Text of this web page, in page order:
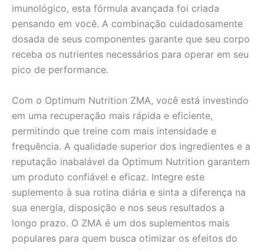
imunológico, esta fórmula avançada foi criada
pensando em você. A combinação cuidadosamente
dosada de seus componentes garante que seu corpo
receba os nutrientes necessários para operar em seu
pico de performance.
Com o Optimum Nutrition ZMA, você está investindo
em uma recuperação mais rápida e eficiente,
permitindo que treine com mais intensidade e
frequência. A qualidade superior dos ingredientes e a
reputação inabalável da Optimum Nutrition garantem
um produto confiável e eficaz. Integre este
suplemento à sua rotina diária e sinta a diferença na
sua energia, disposição e nos seus resultados a
longo prazo. O ZMA é um dos suplementos mais
populares para quem busca otimizar os efeitos do